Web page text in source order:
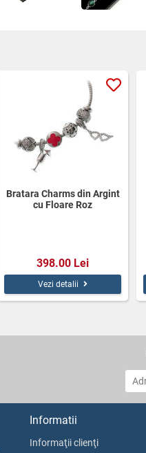
Bratara Charms din Argint
cu Floare Roz
398.00 Lei
Vezi detalii
Informatii
Informaţii clienţi